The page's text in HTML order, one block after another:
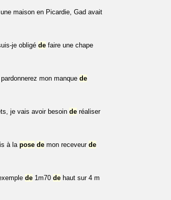
maison en Picardie, Gad avait
je obligé de faire une chape
mon manque de
je vais avoir besoin de réaliser
à la pose de mon receveur de
de 1m70 de haut sur 4 m